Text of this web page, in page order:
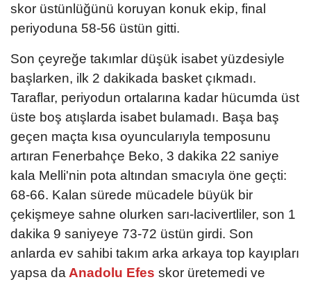
skor üstünlüğünü koruyan konuk ekip, final
periyoduna 58-56 üstün gitti.
Son çeyreğe takımlar düşük isabet yüzdesiyle
başlarken, ilk 2 dakikada basket çıkmadı.
Taraflar, periyodun ortalarına kadar hücumda üst
üste boş atışlarda isabet bulamadı. Başa baş
geçen maçta kısa oyuncularıyla temposunu
artıran Fenerbahçe Beko, 3 dakika 22 saniye
kala Melli'nin pota altından smacıyla öne geçti:
68-66. Kalan sürede mücadele büyük bir
çekişmeye sahne olurken sarı-lacivertliler, son 1
dakika 9 saniyeye 73-72 üstün girdi. Son
anlarda ev sahibi takım arka arkaya top kayıpları
yapsa da Anadolu Efes skor üretemedi ve